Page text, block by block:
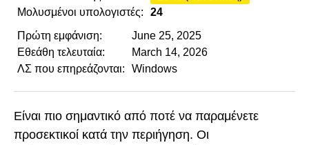
Μολυσμένοι υπολογιστές:
24
Πρώτη εμφάνιση:
June 25, 2025
Εθεάθη τελευταία:
March 14, 2026
ΛΣ που επηρεάζονται:
Windows
Είναι πιο σημαντικό από ποτέ να παραμένετε
προσεκτικοί κατά την περιήγηση. Οι